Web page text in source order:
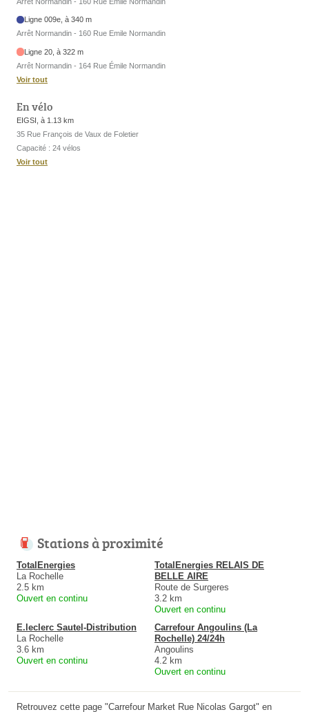
Ligne 009e, à 340 m
Arrêt Normandin - 160 Rue Emile Normandin
Ligne 20, à 322 m
Arrêt Normandin - 164 Rue Émile Normandin
Voir tout
En vélo
EIGSI, à 1.13 km
35 Rue François de Vaux de Foletier
Capacité : 24 vélos
Voir tout
Stations à proximité
TotalEnergies
La Rochelle
2.5 km
Ouvert en continu
TotalEnergies RELAIS DE
BELLE AIRE
Route de Surgeres
3.2 km
Ouvert en continu
E.leclerc Sautel-Distribution
La Rochelle
3.6 km
Ouvert en continu
Carrefour Angoulins (La
Rochelle) 24/24h
Angoulins
4.2 km
Ouvert en continu
Retrouvez cette page "Carrefour Market Rue Nicolas Gargot" en